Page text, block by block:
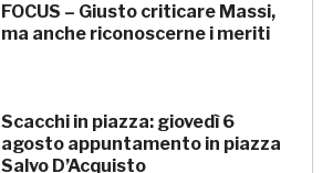
FOCUS – Giusto criticare Massi,
ma anche riconoscerne i meriti
Scacchi in piazza: giovedì 6
agosto appuntamento in piazza
Salvo D’Acquisto